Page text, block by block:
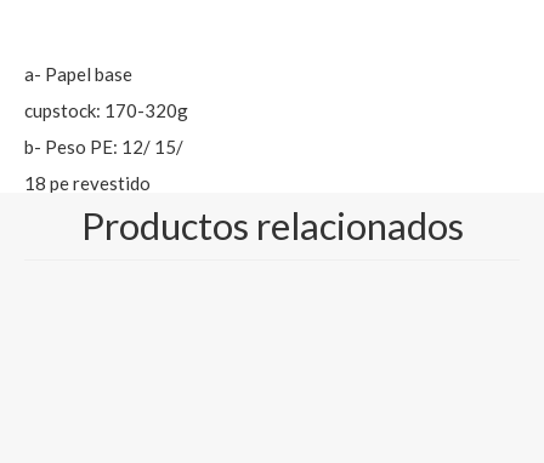
a- Papel base
cupstock: 170-320g
b- Peso PE: 12/ 15/
18 pe revestido
c- Tamaño: tamaño de
Productos relacionados